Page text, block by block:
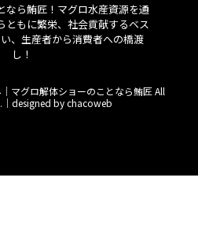
なら鮪匠！マグロ水産資源を通
ともに繁栄、社会貢献するベス
、生産者から消費者への橋渡
し！
マグロ解体ショーのことなら鮪匠 All
designed by chacoweb